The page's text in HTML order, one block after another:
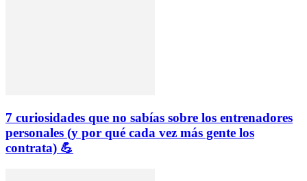
7 curiosidades que no sabías sobre los entrenadores
personales (y por qué cada vez más gente los
contrata) 💪